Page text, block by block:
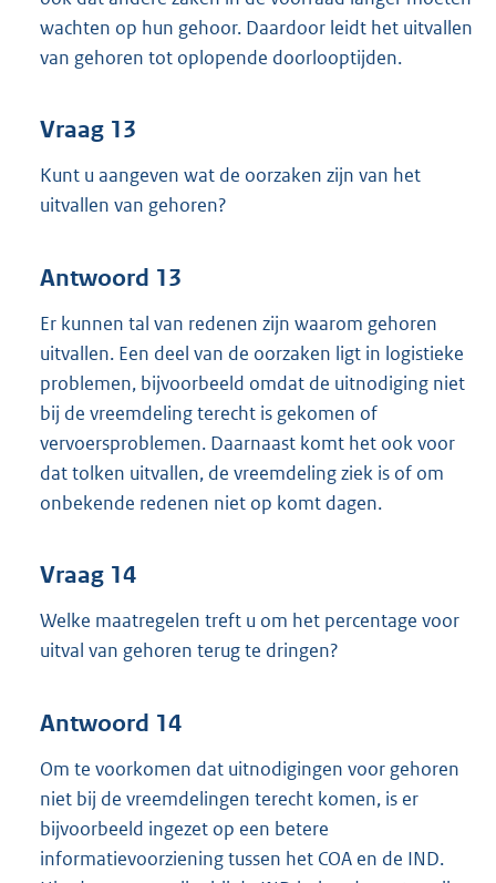
wachten op hun gehoor. Daardoor leidt het uitvallen
van gehoren tot oplopende doorlooptijden.
Vraag 13
Kunt u aangeven wat de oorzaken zijn van het
uitvallen van gehoren?
Antwoord 13
Er kunnen tal van redenen zijn waarom gehoren
uitvallen. Een deel van de oorzaken ligt in logistieke
problemen, bijvoorbeeld omdat de uitnodiging niet
bij de vreemdeling terecht is gekomen of
vervoersproblemen. Daarnaast komt het ook voor
dat tolken uitvallen, de vreemdeling ziek is of om
onbekende redenen niet op komt dagen.
Vraag 14
Welke maatregelen treft u om het percentage voor
uitval van gehoren terug te dringen?
Antwoord 14
Om te voorkomen dat uitnodigingen voor gehoren
niet bij de vreemdelingen terecht komen, is er
bijvoorbeeld ingezet op een betere
informatievoorziening tussen het COA en de IND.